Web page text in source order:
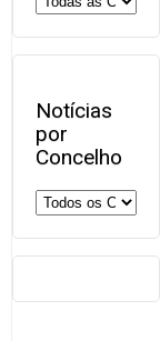
Notícias
por
Concelho